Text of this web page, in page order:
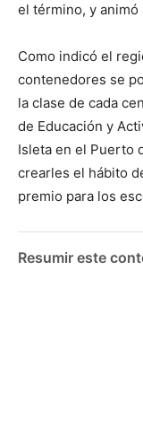
el término, y animó
Como indicó el
contenedores se
la clase de cada
de Educación y
Isleta en el Puerto
crearles el hábito
premio para los
Resumir este